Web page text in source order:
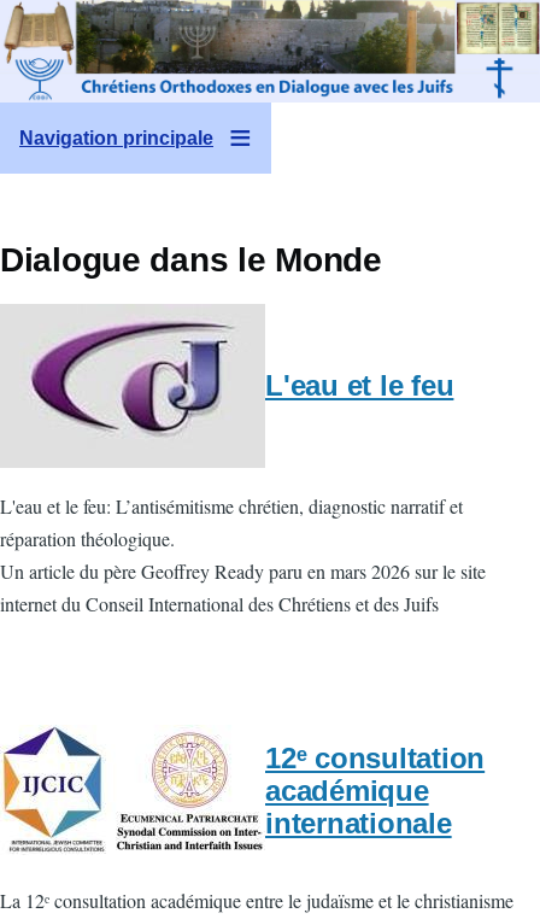
Aller au contenu principal
Navigation principale
Dialogue dans le Monde
L'eau et le feu
L'eau et le feu: L’antisémitisme chrétien, diagnostic narratif et
réparation théologique.
Un article du père Geoffrey Ready paru en mars 2026 sur le site
internet du Conseil International des Chrétiens et des Juifs
12ᵉ consultation
académique
internationale
La 12ᵉ consultation académique entre le judaïsme et le christianisme